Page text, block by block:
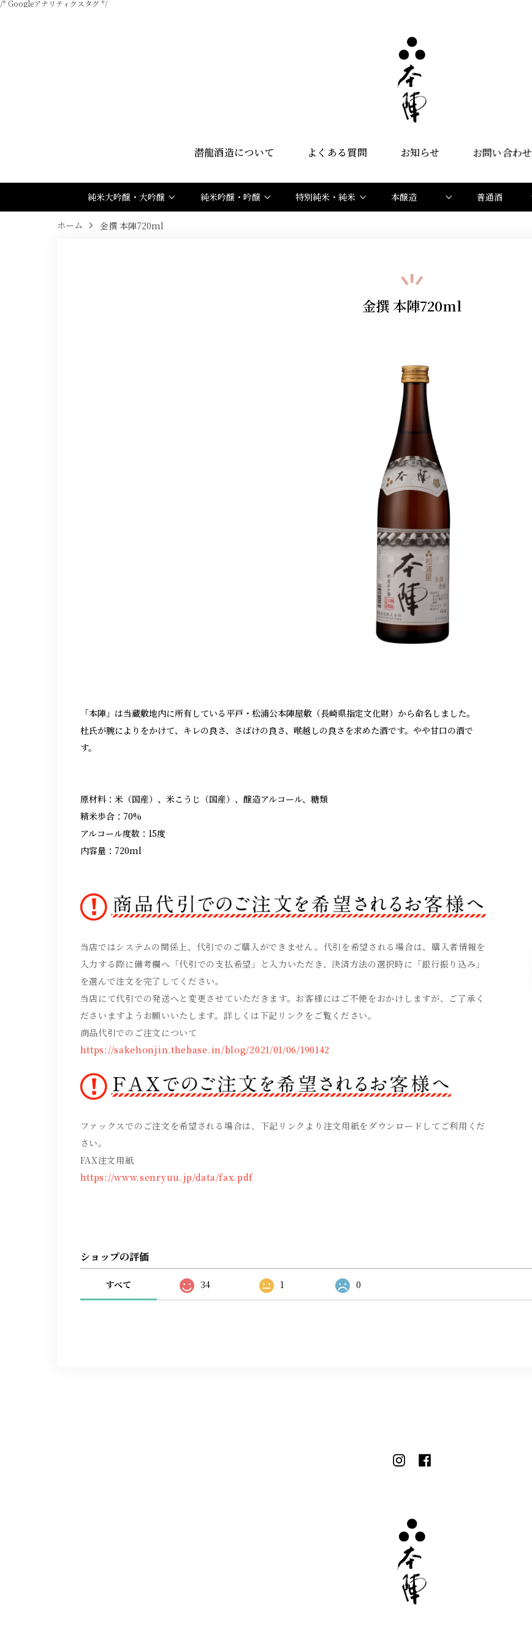
/* Googleアナリティクスタグ */
潜龍酒造について よくある質問 お知らせ お問い合わせ
純米大吟醸・大吟醸 純米吟醸・吟醸 特別純米・純米 本醸造 普通酒
ホーム 金撰 本陣720ml
金撰 本陣720ml
「本陣」は当蔵敷地内に所有している平戸・松浦公本陣屋敷（長崎県指定文化財）から命名しました。
杜氏が腕によりをかけて、キレの良さ、さばけの良さ、喉越しの良さを求めた酒です。やや甘口の酒で
す。
原材料：米（国産）、米こうじ（国産）、醸造アルコール、糖類
精米歩合：70%
アルコール度数：15度
内容量：720ml
当店ではシステムの関係上、代引でのご購入ができません。代引を希望される場合は、購入者情報を
入力する際に備考欄へ「代引での支払希望」と入力いただき、決済方法の選択時に「銀行振り込み」
を選んで注文を完了してください。
当店にて代引での発送へと変更させていただきます。お客様にはご不便をおかけしますが、ご了承く
ださいますようお願いいたします。詳しくは下記リンクをご覧ください。
商品代引でのご注文について
https://sakehonjin.thebase.in/blog/2021/01/06/190142
ファックスでのご注文を希望される場合は、下記リンクより注文用紙をダウンロードしてご利用くだ
さい。
FAX注文用紙
https://www.senryuu.jp/data/fax.pdf
ショップの評価
すべて 34 1 0